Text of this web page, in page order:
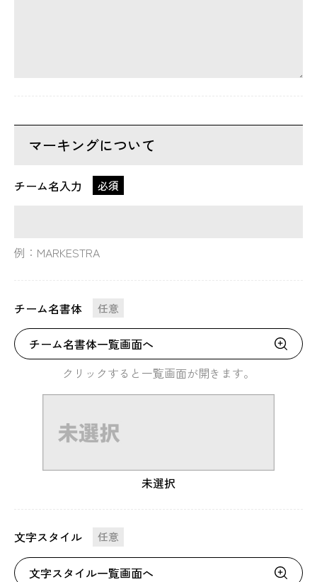
マーキングについて
チーム名入力 必須
例：MARKESTRA
チーム名書体 任意
チーム名書体一覧画面へ
クリックすると一覧画面が開きます。
未選択
文字スタイル 任意
文字スタイル一覧画面へ